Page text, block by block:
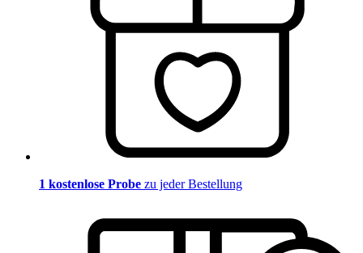
1 kostenlose Probe zu jeder Bestellung